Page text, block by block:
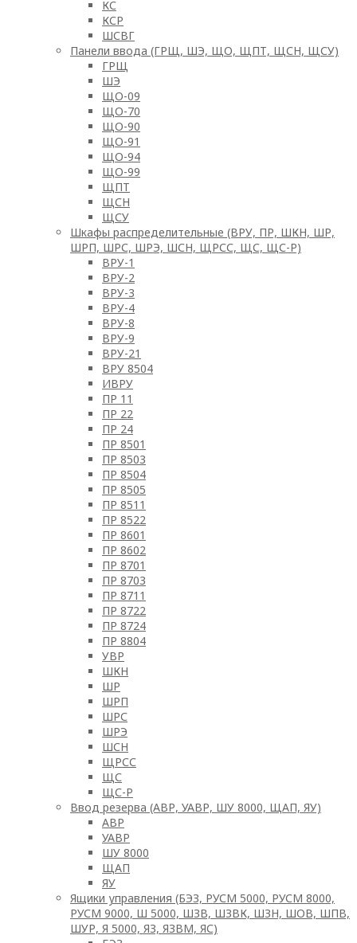
КС
КСР
ШСВГ
Панели ввода (ГРЩ, ШЭ, ЩО, ЩПТ, ЩСН, ЩСУ)
ГРЩ
ШЭ
ЩО-09
ЩО-70
ЩО-90
ЩО-91
ЩО-94
ЩО-99
ЩПТ
ЩСН
ЩСУ
Шкафы распределительные (ВРУ, ПР, ШКН, ШР,
ШРП, ШРС, ШРЭ, ШСН, ЩРСС, ЩС, ЩС-Р)
ВРУ-1
ВРУ-2
ВРУ-3
ВРУ-4
ВРУ-8
ВРУ-9
ВРУ-21
ВРУ 8504
ИВРУ
ПР 11
ПР 22
ПР 24
ПР 8501
ПР 8503
ПР 8504
ПР 8505
ПР 8511
ПР 8522
ПР 8601
ПР 8602
ПР 8701
ПР 8703
ПР 8711
ПР 8722
ПР 8724
ПР 8804
УВР
ШКН
ШР
ШРП
ШРС
ШРЭ
ШСН
ЩРСС
ЩС
ЩС-Р
Ввод резерва (АВР, УАВР, ШУ 8000, ЩАП, ЯУ)
АВР
УАВР
ШУ 8000
ЩАП
ЯУ
Ящики управления (БЭЗ, РУСМ 5000, РУСМ 8000,
РУСМ 9000, Ш 5000, ШЗВ, ШЗВК, ШЗН, ШОВ, ШПВ,
ШУР, Я 5000, ЯЗ, ЯЗВМ, ЯС)